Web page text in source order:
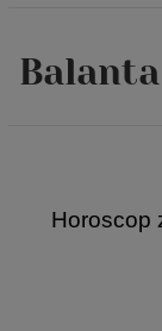
Balanta
Horoscop